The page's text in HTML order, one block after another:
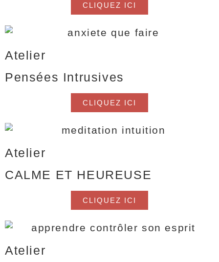
CLIQUEZ ICI
Atelier
Pensées Intrusives
CLIQUEZ ICI
Atelier
CALME ET HEUREUSE
CLIQUEZ ICI
Atelier